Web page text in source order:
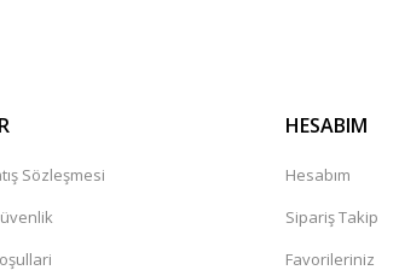
Sözleşmesi
HESABIM
Hesabım
Sipariş Takip
Favorileriniz